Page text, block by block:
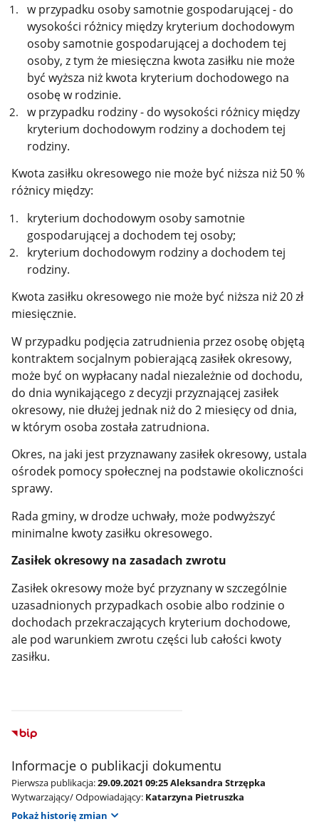
w przypadku osoby samotnie gospodarującej - do
wysokości różnicy między kryterium dochodowym
osoby samotnie gospodarującej a dochodem tej
osoby, z tym że miesięczna kwota zasiłku nie może
być wyższa niż kwota kryterium dochodowego na
osobę w rodzinie.
w przypadku rodziny - do wysokości różnicy między
kryterium dochodowym rodziny a dochodem tej
rodziny.
Kwota zasiłku okresowego nie może być niższa niż 50 %
różnicy między:
kryterium dochodowym osoby samotnie
gospodarującej a dochodem tej osoby;
kryterium dochodowym rodziny a dochodem tej
rodziny.
Kwota zasiłku okresowego nie może być niższa niż 20 zł
miesięcznie.
W przypadku podjęcia zatrudnienia przez osobę objętą
kontraktem socjalnym pobierającą zasiłek okresowy,
może być on wypłacany nadal niezależnie od dochodu,
do dnia wynikającego z decyzji przyznającej zasiłek
okresowy, nie dłużej jednak niż do 2 miesięcy od dnia,
w którym osoba została zatrudniona.
Okres, na jaki jest przyznawany zasiłek okresowy, ustala
ośrodek pomocy społecznej na podstawie okoliczności
sprawy.
Rada gminy, w drodze uchwały, może podwyższyć
minimalne kwoty zasiłku okresowego.
Zasiłek okresowy na zasadach zwrotu
Zasiłek okresowy może być przyznany w szczególnie
uzasadnionych przypadkach osobie albo rodzinie o
dochodach przekraczających kryterium dochodowe,
ale pod warunkiem zwrotu części lub całości kwoty
zasiłku.
Informacje o publikacji dokumentu
Pierwsza publikacja:29.09.2021 09:25 Aleksandra Strzępka
Wytwarzający/ Odpowiadający: Katarzyna Pietruszka
Pokaż historię zmian